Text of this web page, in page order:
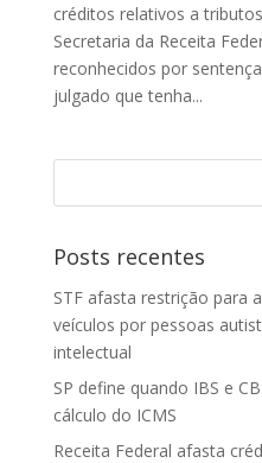
créditos relativos a
Secretaria da Receita
reconhecidos por
julgado que tenha...
Posts recentes
STF afasta restrição para
veículos por pessoas
intelectual
SP define quando IBS e
cálculo do ICMS
Receita Federal afasta